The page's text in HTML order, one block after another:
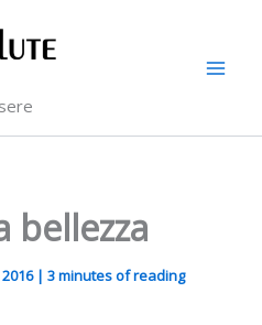
bellezza
| 3 minutes of reading